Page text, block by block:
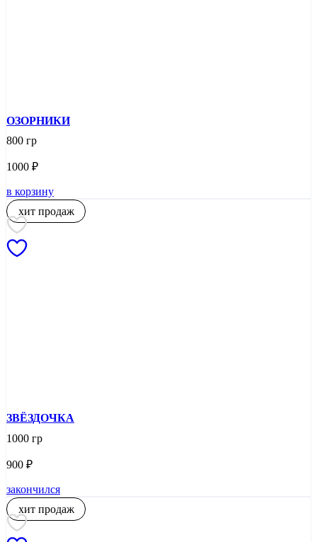
ОЗОРНИКИ
800 гр
1000 ₽
в корзину
хит продаж
ЗВЁЗДОЧКА
1000 гр
900 ₽
закончился
хит продаж